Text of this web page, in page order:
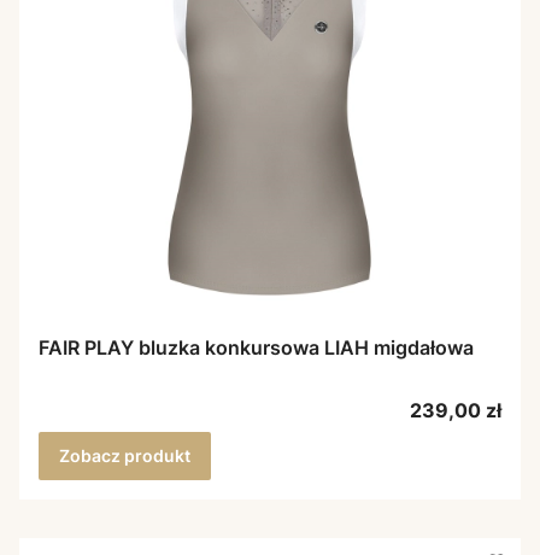
FAIR PLAY bluzka konkursowa LIAH migdałowa
Cena
239,00 zł
Zobacz produkt